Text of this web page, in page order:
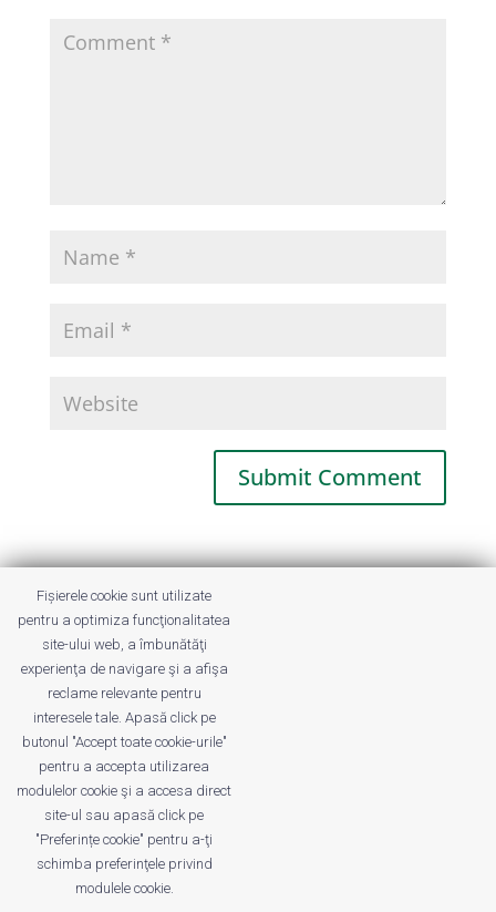
This site uses Akismet to reduce spam.
Learn how your comment data is
processed.
Despre noi Publicitate
Privacy
Fișierele cookie sunt utilizate
pentru a optimiza funcţionalitatea
site-ului web, a îmbunătăţi
experienţa de navigare şi a afişa
reclame relevante pentru
interesele tale. Apasă click pe
butonul "Accept toate cookie-urile"
pentru a accepta utilizarea
modulelor cookie şi a accesa direct
site-ul sau apasă click pe
"Preferințe cookie" pentru a-ţi
schimba preferinţele privind
modulele cookie.